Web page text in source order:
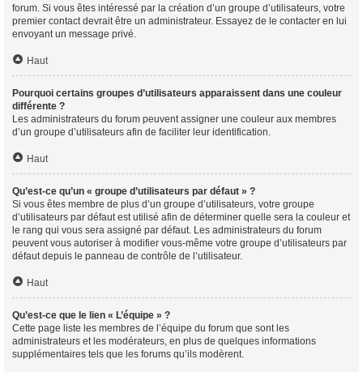
forum. Si vous êtes intéressé par la création d’un groupe d’utilisateurs, votre
premier contact devrait être un administrateur. Essayez de le contacter en lui
envoyant un message privé.
Haut
Pourquoi certains groupes d’utilisateurs apparaissent dans une couleur
différente ?
Les administrateurs du forum peuvent assigner une couleur aux membres
d’un groupe d’utilisateurs afin de faciliter leur identification.
Haut
Qu’est-ce qu’un « groupe d’utilisateurs par défaut » ?
Si vous êtes membre de plus d’un groupe d’utilisateurs, votre groupe
d’utilisateurs par défaut est utilisé afin de déterminer quelle sera la couleur et
le rang qui vous sera assigné par défaut. Les administrateurs du forum
peuvent vous autoriser à modifier vous-même votre groupe d’utilisateurs par
défaut depuis le panneau de contrôle de l’utilisateur.
Haut
Qu’est-ce que le lien « L’équipe » ?
Cette page liste les membres de l’équipe du forum que sont les
administrateurs et les modérateurs, en plus de quelques informations
supplémentaires tels que les forums qu’ils modèrent.